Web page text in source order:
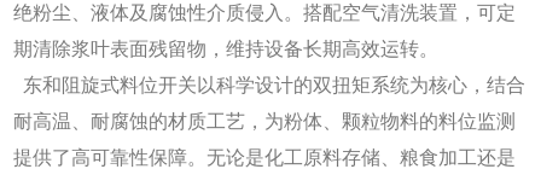
绝粉尘、液体及腐蚀性介质侵入。搭配空气清洗装置 ，可定
期清除浆叶表面残留物，维持设备长期高效运转。
东和阻旋式料位开关以科学设计的双扭矩系统为核心，结合
耐高温、耐腐蚀的材质工艺，为粉体、颗粒物料的料位监测
提供了高可靠性保障。无论是化工原料存储、粮食加工还是